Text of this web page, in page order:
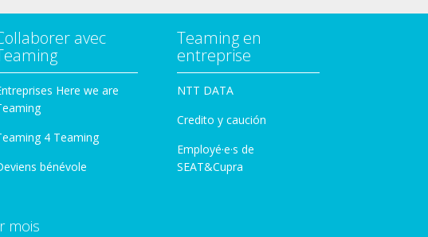
avec
Here we are
4 Teaming
bénévole
Teaming en
entreprise
NTT DATA
Credito y caución
Employé·e·s de
SEAT&Cupra
mois